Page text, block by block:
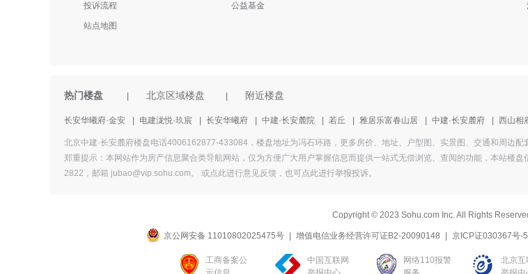
投诉流程
站点地图
公益基金
热门楼盘 北京区域楼盘 附近楼盘
长安华曦府·金安 电建泷悦·玖宸 长安华曦府 中建·长安麓院 若丘 雅居乐富春山居 中建·长安麓府 西山相
北京中建·长安麓府楼盘电话4006162877-433084，楼盘地址为冯石环路，更多房价、地址、户型图、实景图、交通和周边配
郑重提示：本网站作为房产信息聚合类导航网站，仅为方便广大用户掌握信息而提供一站式无偿浏览、查阅的功能，本站楼
2822，邮箱 jubao@vip.sohu.com。 或点此进行意见反馈， 也可点此进行举报投诉。
Copyright©2023 Sohu.com Inc. All Rights
京公网安备 11010802025475号 增值电信业务经营许可证B2-20090148 京ICP证030367号-5
工商备案公
中国互联网
网络110报警
北京互